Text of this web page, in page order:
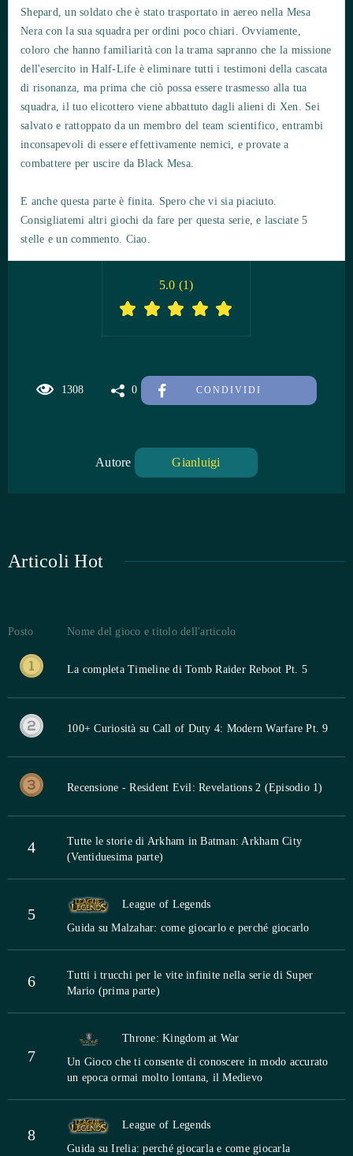
Shepard, un soldato che è stato trasportato in aereo nella Mesa
Nera con la sua squadra per ordini poco chiari. Ovviamente,
coloro che hanno familiarità con la trama sapranno che la missione
dell'esercito in Half-Life è eliminare tutti i testimoni della cascata
di risonanza, ma prima che ciò possa essere trasmesso alla tua
squadra, il tuo elicottero viene abbattuto dagli alieni di Xen. Sei
salvato e rattoppato da un membro del team scientifico, entrambi
inconsapevoli di essere effettivamente nemici, e provate a
combattere per uscire da Black Mesa.
E anche questa parte è finita. Spero che vi sia piaciuto.
Consigliatemi altri giochi da fare per questa serie, e lasciate 5
stelle e un commento. Ciao.
1308 0 CONDIVIDI
5.0 (1)
Autore Gianluigi
Articoli Hot
Posto Nome del gioco e titolo dell'articolo
La completa Timeline di Tomb Raider Reboot Pt. 5
100+ Curiosità su Call of Duty 4: Modern Warfare Pt. 9
Recensione - Resident Evil: Revelations 2 (Episodio 1)
4
Tutte le storie di Arkham in Batman: Arkham City
(Ventiduesima parte)
5
League of Legends
Guida su Malzahar: come giocarlo e perché giocarlo
6
Tutti i trucchi per le vite infinite nella serie di Super
Mario (prima parte)
7
Throne: Kingdom at War
Un Gioco che ti consente di conoscere in modo accurato
un epoca ormai molto lontana, il Medievo
8
League of Legends
Guida su Irelia: perché giocarla e come giocarla